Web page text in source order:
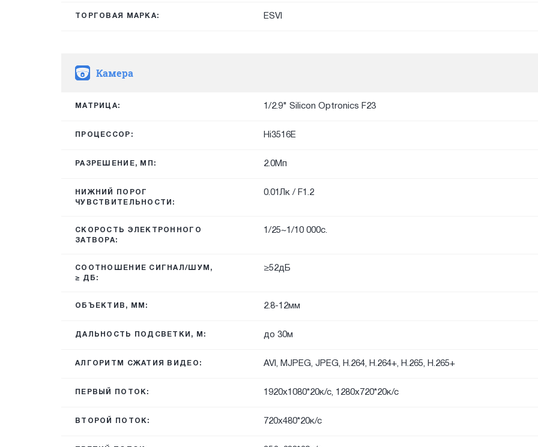
ТОРГОВАЯ МАРКА: ESVI
Камера
МАТРИЦА: 1/2.9" Silicon Optronics F23
ПРОЦЕССОР: Hi3516E
РАЗРЕШЕНИЕ, МП: 2.0Мп
НИЖНИЙ ПОРОГ
ЧУВСТВИТЕЛЬНОСТИ:
0.01Лк / F1.2
СКОРОСТЬ ЭЛЕКТРОННОГО
ЗАТВОРА:
1/25~1/10 000с.
СООТНОШЕНИЕ СИГНАЛ/ШУМ,
≥ ДБ:
≥52дБ
ОБЪЕКТИВ, ММ: 2.8-12мм
ДАЛЬНОСТЬ ПОДСВЕТКИ, М: до 30м
АЛГОРИТМ СЖАТИЯ ВИДЕО: AVI, MJPEG, JPEG, H.264, H.264+, H.265, H.265+
ПЕРВЫЙ ПОТОК: 1920х1080*20к/с, 1280х720*20к/с
ВТОРОЙ ПОТОК: 720x480*20к/с